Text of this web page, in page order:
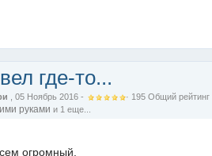
где-то...
, 05 Ноябрь 2016 - · 195 Общий рейтинг
руками и 1 еще...
огромный.